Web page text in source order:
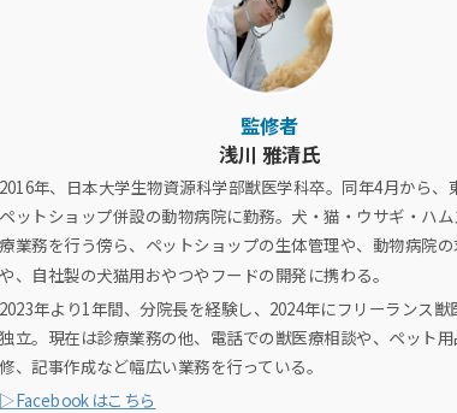
監修者
浅川 雅清氏
2016年、日本大学生物資源科学部獣医学科卒。同年4月から、
ペットショップ併設の動物病院に勤務。犬・猫・ウサギ・ハ
療業務を行う傍ら、ペットショップの生体管理や、動物病院
や、自社製の犬猫用おやつやフードの開発に携わる。
2023年より1年間、分院長を経験し、2024年にフリーランス獣
独立。現在は診療業務の他、電話での獣医療相談や、ペット
修、記事作成など幅広い業務を行っている。
▷Facebookはこちら